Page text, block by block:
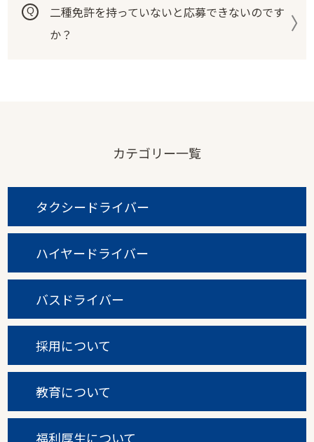
二種免許を持っていないと応募できないのです
か？
カテゴリー一覧
タクシードライバー
ハイヤードライバー
バスドライバー
採用について
教育について
福利厚生について